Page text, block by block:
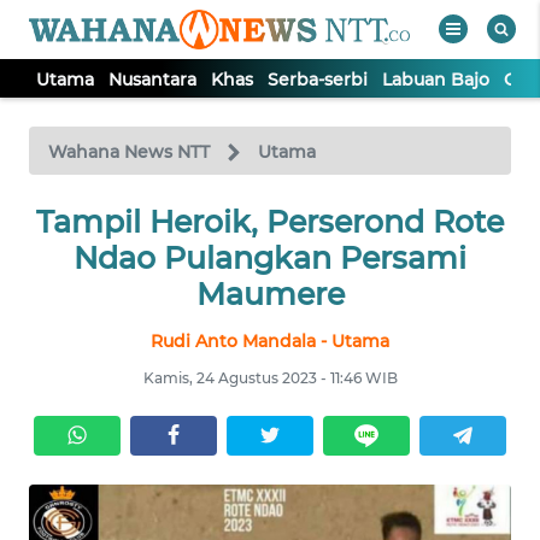
Utama Nusantara Khas Serba-serbi Labuan Bajo
Wahana News NTT Utama
Tampil Heroik, Perserond Rote
Ndao Pulangkan Persami
Maumere
Rudi Anto Mandala - Utama
Kamis, 24 Agustus 2023 - 11:46 WIB
TV
Tutup
UTAMA
SERBA-
SERBI
LABUAN